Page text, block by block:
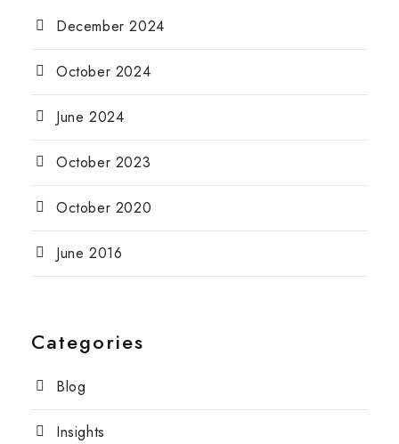
December 2024
October 2024
June 2024
October 2023
October 2020
June 2016
Categories
Blog
Insights